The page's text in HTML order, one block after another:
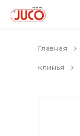
Главная
клинья